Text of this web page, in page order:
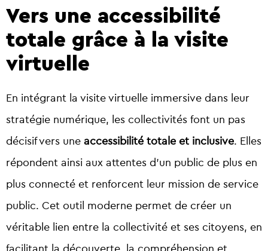
Vers une accessibilité
totale grâce à la visite
virtuelle
En intégrant la visite virtuelle immersive dans leur
stratégie numérique, les collectivités font un pas
décisif vers une accessibilité totale et inclusive. Elles
répondent ainsi aux attentes d’un public de plus en
plus connecté et renforcent leur mission de service
public. Cet outil moderne permet de créer un
véritable lien entre la collectivité et ses citoyens, en